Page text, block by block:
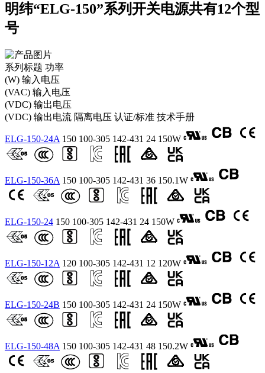
明纬“ELG-150”系列开关电源共有12个型
号
系列标题 功率
(W) 输入电压
(VAC) 输入电压
(VDC) 输出电压
(VDC) 输出电流 隔离电压 认证/标准 技术手册
ELG-150-24A 150 100-305 142-431 24 150W
ELG-150-36A 150 100-305 142-431 36 150.1W
ELG-150-24 150 100-305 142-431 24 150W
ELG-150-12A 120 100-305 142-431 12 120W
ELG-150-24B 150 100-305 142-431 24 150W
ELG-150-48A 150 100-305 142-431 48 150.2W